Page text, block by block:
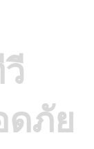
ดภัย